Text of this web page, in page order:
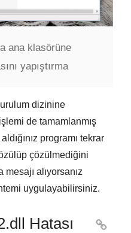
ana klasörüne
yapıştırma
dizinine
de tamamlanmış
programı tekrar
çözülmediğini
alıyorsanız
uygulayabilirsiniz.
Hatası
